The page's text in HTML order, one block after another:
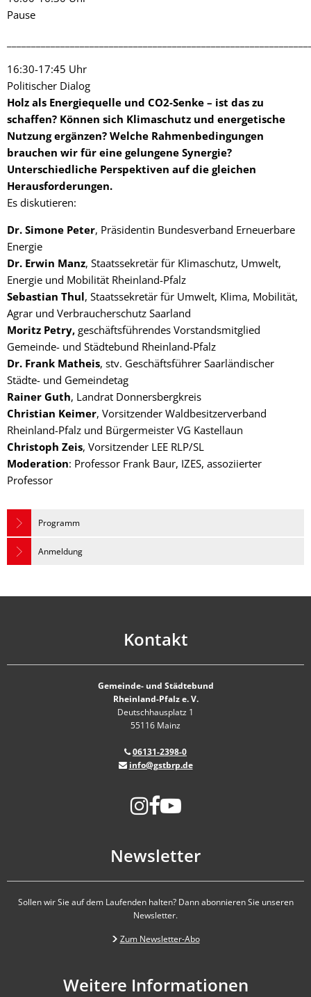
Pause
16:30-17:45 Uhr
Politischer Dialog
Holz als Energiequelle und CO2-Senke – ist das zu
schaffen? Können sich Klimaschutz und energetische
Nutzung ergänzen? Welche Rahmenbedingungen
brauchen wir für eine gelungene Synergie?
Unterschiedliche Perspektiven auf die gleichen
Herausforderungen.
Es diskutieren:
Dr. Simone Peter, Präsidentin Bundesverband Erneuerbare
Energie
Dr. Erwin Manz, Staatssekretär für Klimaschutz, Umwelt,
Energie und Mobilität Rheinland-Pfalz
Sebastian Thul, Staatssekretär für Umwelt, Klima, Mobilität,
Agrar und Verbraucherschutz Saarland
Moritz Petry, geschäftsführendes Vorstandsmitglied
Gemeinde- und Städtebund Rheinland-Pfalz
Dr. Frank Matheis, stv. Geschäftsführer Saarländischer
Städte- und Gemeindetag
Rainer Guth, Landrat Donnersbergkreis
Christian Keimer, Vorsitzender Waldbesitzerverband
Rheinland-Pfalz und Bürgermeister VG Kastellaun
Christoph Zeis, Vorsitzender LEE RLP/SL
Moderation: Professor Frank Baur, IZES, assoziierter
Professor
Programm
Anmeldung
Kontakt
Gemeinde- und Städtebund
Rheinland-Pfalz e. V.
Deutschhausplatz 1
55116 Mainz
06131-2398-0
info@gstbrp.de
Newsletter
Sollen wir Sie auf dem Laufenden halten? Dann abonnieren Sie unseren
Newsletter.
Zum Newsletter-Abo
Weitere Informationen